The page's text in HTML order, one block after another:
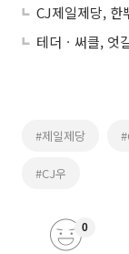
테더ㆍ써클, 엇
#제일제당
#CJ우
0